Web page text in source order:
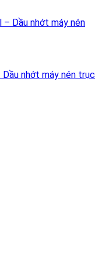
nhớt máy nén trục